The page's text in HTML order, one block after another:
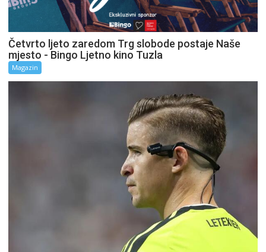
Četvrto ljeto zaredom Trg slobode postaje Naše
mjesto - Bingo Ljetno kino Tuzla
Magazin